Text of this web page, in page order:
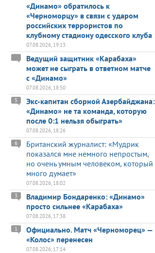
«Динамо» обратилось к
«Черноморцу» в связи с ударом
российских террористов по
клубному стадиону одесского клуба
07.08.2026, 19:13
Ведущий защитник «Карабаха»
может не сыграть в ответном матче
с «Динамо»
07.08.2026, 18:50
Экс-капитан сборной Азербайджана:
«Динамо» не та команда, которую
после 0:1 нельзя обыграть»
5
07.08.2026, 18:26
Британский журналист: «Мудрик
показался мне немного непростым,
но очень умным человеком, который
много думает»
6
07.08.2026, 18:02
Владимир Бондаренко: «Динамо»
просто сильнее «Карабаха»
3
07.08.2026, 17:38
Официально. Матч «Черноморец» —
«Колос» перенесен
1
07.08.2026, 17:14